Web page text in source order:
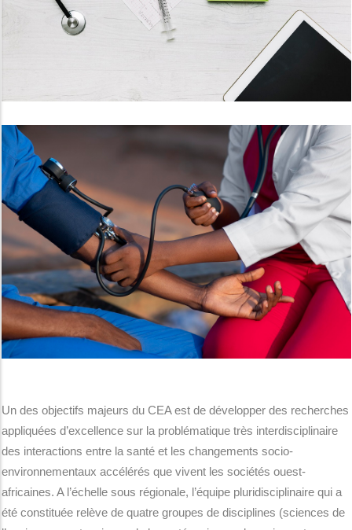
Un des objectifs majeurs du CEA est de développer des recherches
appliquées d’excellence sur la problématique très interdisciplinaire
des interactions entre la santé et les changements socio-
environnementaux accélérés que vivent les sociétés ouest-
africaines. A l’échelle sous régionale, l’équipe pluridisciplinaire qui a
été constituée relève de quatre groupes de disciplines (sciences de